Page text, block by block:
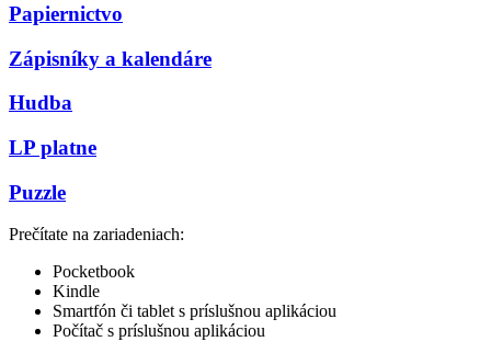
Papiernictvo
Zápisníky a kalendáre
Hudba
LP platne
Puzzle
Prečítate na zariadeniach:
Pocketbook
Kindle
Smartfón či tablet s príslušnou aplikáciou
Počítač s príslušnou aplikáciou